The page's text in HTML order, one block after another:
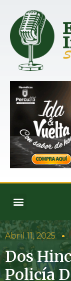
Abril 11, 2025
Dos
Policía